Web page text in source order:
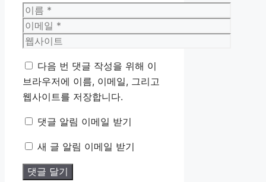
이
름
이
메
웹
이
트
다음 번 댓글 작성을 위해 이
브라우저에 이름, 이메일, 그리고
웹사이트를 저장합니다.
댓글 알림 이메일 받기
새 글 알림 이메일 받기